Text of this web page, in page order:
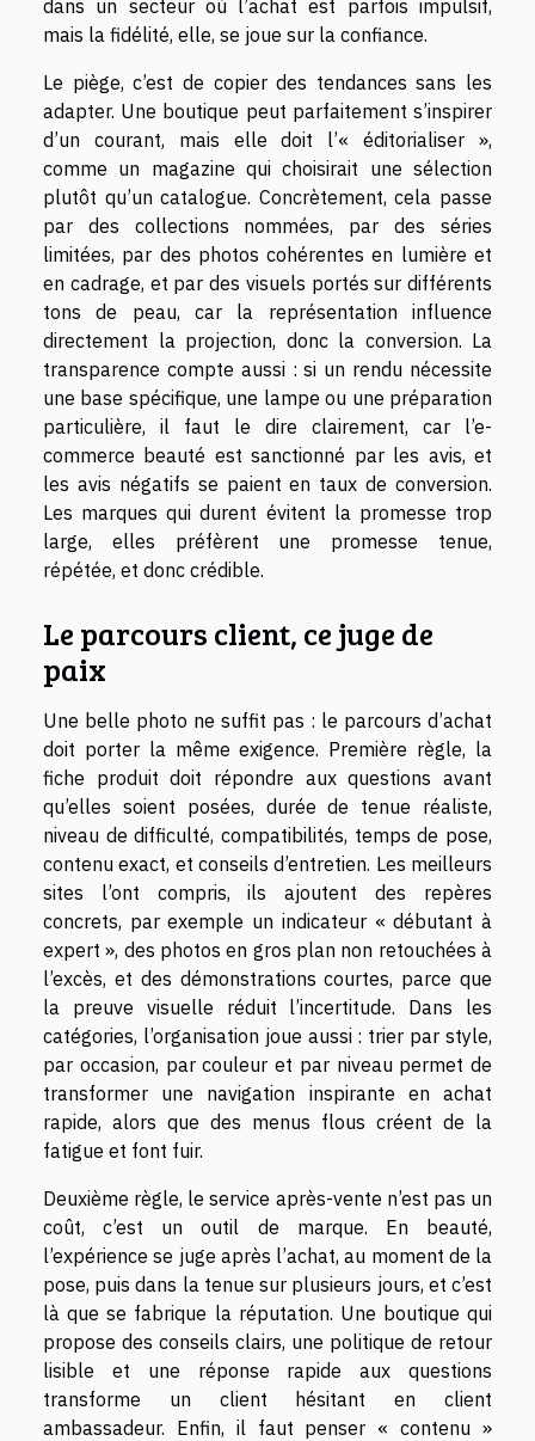
dans un secteur où l’achat est parfois impulsif,
mais la fidélité, elle, se joue sur la confiance.
Le piège, c’est de copier des tendances sans les
adapter. Une boutique peut parfaitement s’inspirer
d’un courant, mais elle doit l’« éditorialiser »,
comme un magazine qui choisirait une sélection
plutôt qu’un catalogue. Concrètement, cela passe
par des collections nommées, par des séries
limitées, par des photos cohérentes en lumière et
en cadrage, et par des visuels portés sur différents
tons de peau, car la représentation influence
directement la projection, donc la conversion. La
transparence compte aussi : si un rendu nécessite
une base spécifique, une lampe ou une préparation
particulière, il faut le dire clairement, car l’e-
commerce beauté est sanctionné par les avis, et
les avis négatifs se paient en taux de conversion.
Les marques qui durent évitent la promesse trop
large, elles préfèrent une promesse tenue,
répétée, et donc crédible.
Le parcours client, ce juge de
paix
Une belle photo ne suffit pas : le parcours d’achat
doit porter la même exigence. Première règle, la
fiche produit doit répondre aux questions avant
qu’elles soient posées, durée de tenue réaliste,
niveau de difficulté, compatibilités, temps de pose,
contenu exact, et conseils d’entretien. Les meilleurs
sites l’ont compris, ils ajoutent des repères
concrets, par exemple un indicateur « débutant à
expert », des photos en gros plan non retouchées à
l’excès, et des démonstrations courtes, parce que
la preuve visuelle réduit l’incertitude. Dans les
catégories, l’organisation joue aussi : trier par style,
par occasion, par couleur et par niveau permet de
transformer une navigation inspirante en achat
rapide, alors que des menus flous créent de la
fatigue et font fuir.
Deuxième règle, le service après-vente n’est pas un
coût, c’est un outil de marque. En beauté,
l’expérience se juge après l’achat, au moment de la
pose, puis dans la tenue sur plusieurs jours, et c’est
là que se fabrique la réputation. Une boutique qui
propose des conseils clairs, une politique de retour
lisible et une réponse rapide aux questions
transforme un client hésitant en client
ambassadeur. Enfin, il faut penser « contenu »